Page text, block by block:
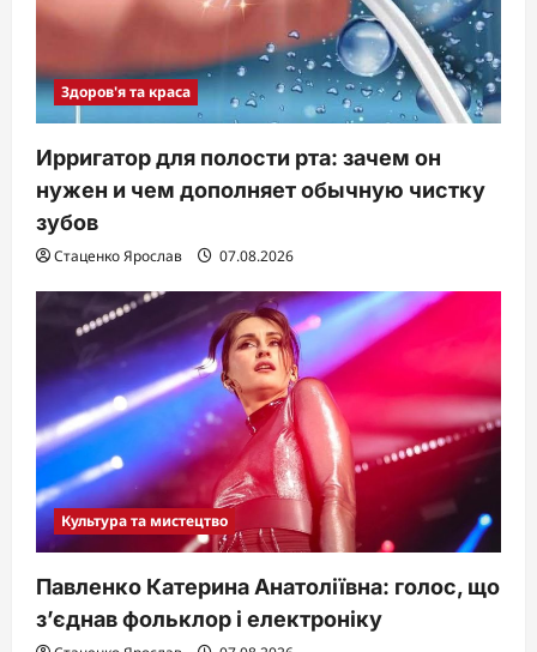
Здоров'я та краса
Ирригатор для полости рта: зачем он
нужен и чем дополняет обычную чистку
зубов
Стаценко Ярослав 07.08.2026
Культура та мистецтво
Павленко Катерина Анатоліївна: голос, що
з’єднав фольклор і електроніку